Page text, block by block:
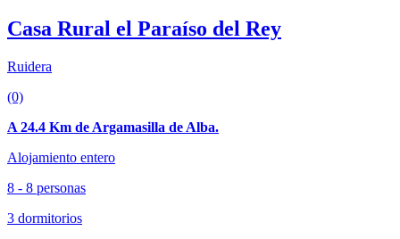
Casa Rural el Paraíso del Rey
Ruidera
(0)
A 24.4 Km de Argamasilla de Alba.
Alojamiento entero
8 - 8 personas
3 dormitorios